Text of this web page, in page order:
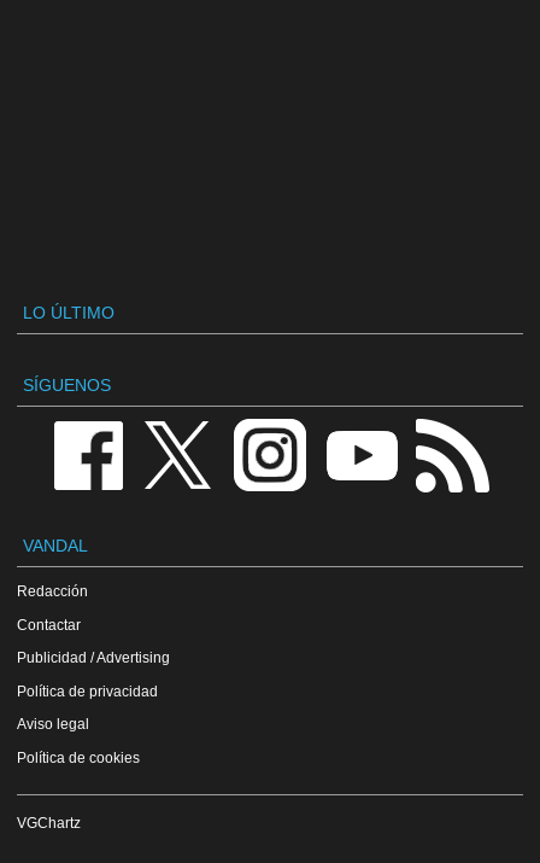
LO ÚLTIMO
SÍGUENOS
VANDAL
Redacción
Contactar
Publicidad / Advertising
Política de privacidad
Aviso legal
Política de cookies
VGChartz